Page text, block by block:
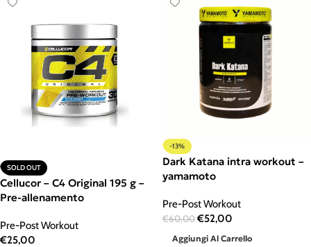
SOLD OUT
Cellucor – C4 Original 195 g –
Pre-allenamento
Pre-Post Workout
€25,00
-13%
Dark Katana intra workout –
yamamoto
Pre-Post Workout
€60,00€52,00
Aggiungi Al Carrello